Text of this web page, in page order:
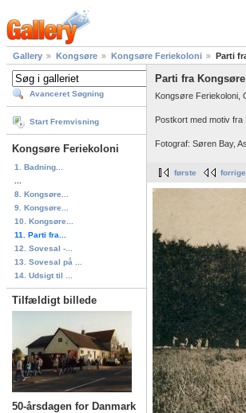
Gallery Kongsøre Kongsøre Feriekoloni Parti
Avanceret Søgning
Start Fremvisning
Kongsøre Feriekoloni
1. Badning...
8. Kongsøre...
9. Kongsøre...
10. Kongsøre...
11. Parti fra...
12. Sovesal -...
13. Sovesal på ...
14. Udsigt til ...
Tilfældigt billede
50-årsdagen for Danmark
Parti fra
Kongsøre Feriekoloni,
Postkort med motiv fra
Fotograf: Søren Bay,
første forrige